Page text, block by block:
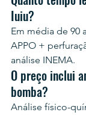
Iuiu?
Em média de 90
APPO +
análise INEMA.
O preço inclui
bomba?
Análise físico-